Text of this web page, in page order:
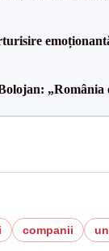
„România
companii